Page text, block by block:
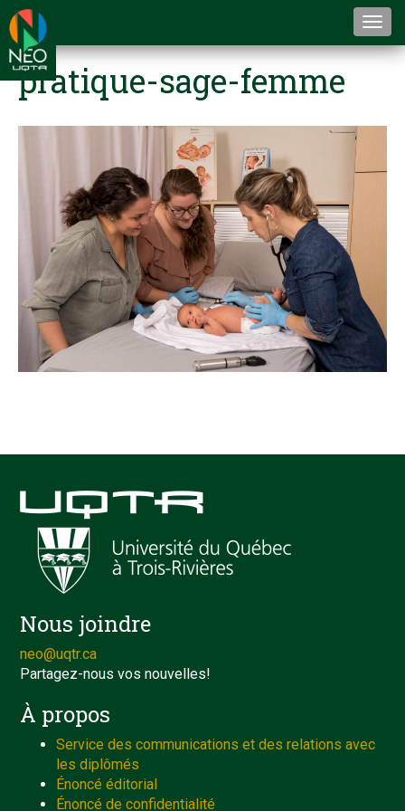
pratique-sage-femme
Nous joindre
neo@uqtr.ca
Partagez-nous vos nouvelles!
À propos
Service des communications et des relations avec
les diplômés
Énoncé éditorial
Énoncé de confidentialité